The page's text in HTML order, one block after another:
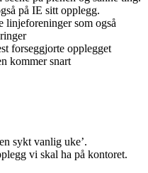
på IE sitt opplegg.
linjeforeninger som også
forseggjorte opplegget
kommer snart
sykt vanlig uke’.
vi skal ha på kontoret.